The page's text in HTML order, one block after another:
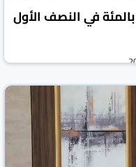
ارتفاع أرباح مجموعة QNB بـ 3.2 بالمئة في النصف الأول